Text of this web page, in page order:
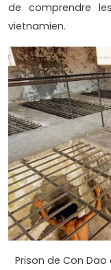
de comprendre
vietnamien.
Prison de Con